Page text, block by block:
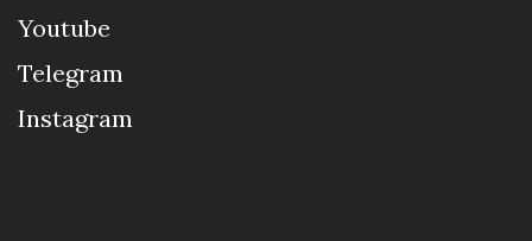
Youtube
Telegram
Instagram